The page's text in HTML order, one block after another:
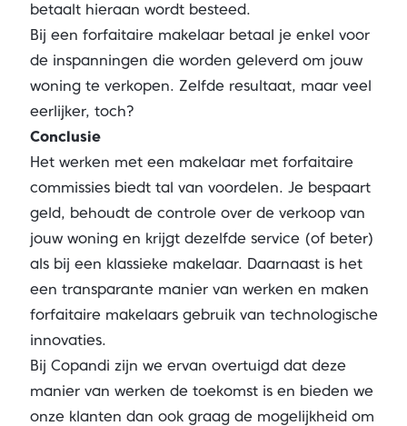
betaalt hieraan wordt besteed.
Bij een forfaitaire makelaar betaal je enkel voor
de inspanningen die worden geleverd om jouw
woning te verkopen. Zelfde resultaat, maar veel
eerlijker, toch?
Conclusie
Het werken met een makelaar met forfaitaire
commissies biedt tal van voordelen. Je bespaart
geld, behoudt de controle over de verkoop van
jouw woning en krijgt dezelfde service (of beter)
als bij een klassieke makelaar. Daarnaast is het
een transparante manier van werken en maken
forfaitaire makelaars gebruik van technologische
innovaties.
Bij Copandi zijn we ervan overtuigd dat deze
manier van werken de toekomst is en bieden we
onze klanten dan ook graag de mogelijkheid om